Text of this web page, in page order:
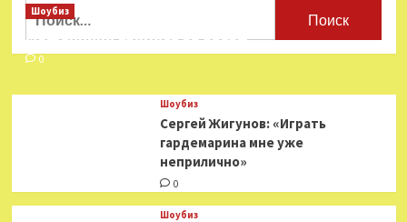
Найти:
Шоубиз
Мошенники взялись за звезд
0
Шоубиз
Сергей Жигунов: «Играть
гардемарина мне уже
неприлично»
0
Шоубиз